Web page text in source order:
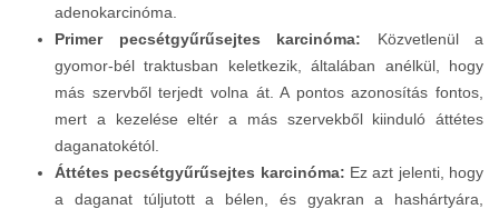
adenokarcinóma.
Primer pecsétgyűrűsejtes karcinóma: Közvetlenül a
gyomor-bél traktusban keletkezik, általában anélkül, hogy
más szervből terjedt volna át. A pontos azonosítás fontos,
mert a kezelése eltér a más szervekből kiinduló áttétes
daganatokétól.
Áttétes pecsétgyűrűsejtes karcinóma: Ez azt jelenti, hogy
a daganat túljutott a bélen, és gyakran a hashártyára,